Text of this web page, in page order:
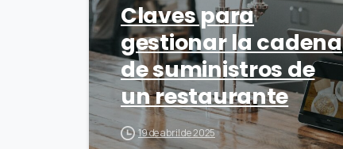
Claves para
gestionar la cadena
de suministros de
un restaurante
19 de abril de 2025